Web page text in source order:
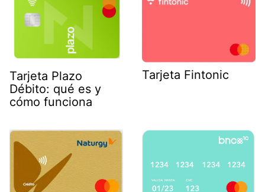
Tarjeta Plazo
Débito: qué es y
cómo funciona
Tarjeta Fintonic